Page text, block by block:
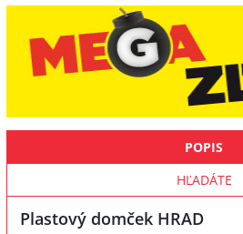
POPIS
HĽADÁTE
Plastový domček HRAD